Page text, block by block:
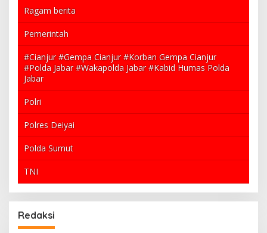
Ragam berita
Pemerintah
#Cianjur #Gempa Cianjur #Korban Gempa Cianjur
#Polda Jabar #Wakapolda Jabar #Kabid Humas Polda
Jabar
Polri
Polres Deiyai
Polda Sumut
TNI
Redaksi